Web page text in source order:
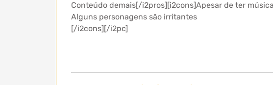
Conteúdo demais[/i2pros][i2cons]Apesar de ter
Alguns personagens são irritantes
[/i2cons][/i2pc]